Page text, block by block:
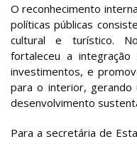
O reconhecimento
políticas públicas
cultural e turístico.
fortaleceu a
investimentos, e
para o interior, gerando
desenvolvimento
Para a secretária de